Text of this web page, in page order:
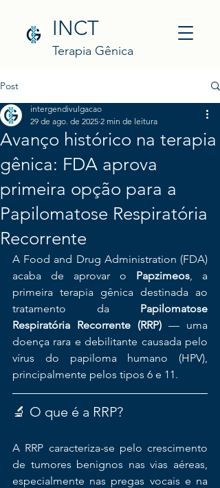
INCT
Terapia Gênica
Post
Avanço histórico na terapia
gênica: FDA aprova
primeira opção para a
Papilomatose Respiratória
Recorrente
intergendivulgacao
29 de ago. de 2025 2 min de leitura
A Food and Drug Administration (FDA)
acaba de aprovar o Papzimeos, a
primeira terapia gênica destinada ao
tratamento da Papilomatose
Respiratória Recorrente (RRP) — uma
doença rara e debilitante causada pelo
vírus do papiloma humano (HPV),
principalmente pelos tipos 6 e 11.
🔬 O que é a RRP?
A RRP caracteriza-se pelo crescimento
de tumores benignos nas vias aéreas,
especialmente nas pregas vocais e na